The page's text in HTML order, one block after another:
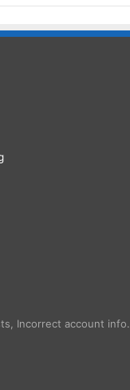
Incorrect account info.